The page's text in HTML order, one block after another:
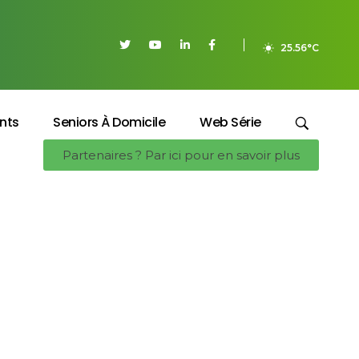
25.56°C
Seniors À Domicile Web Série
Partenaires ? Par ici pour en savoir plus